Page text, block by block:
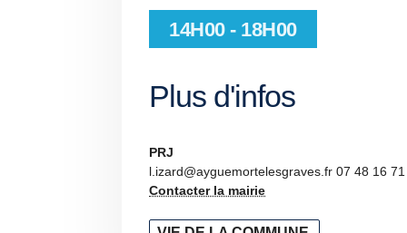
14H00 - 18H00
Plus d'infos
PRJ
l.izard@ayguemortelesgraves.fr 07 48 16 71
Contacter la mairie